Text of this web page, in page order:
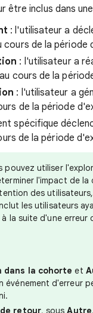
être inclus dans
: l'utilisateur a
cours de la période
: l'utilisateur a
cours de la
: l'utilisateur a
de la période
spécifique
de la période
pouvez utiliser
l'impact de la
des
les utilisateurs
la suite d'une erreur
dans la cohorte et
événement d'erreur
retour, sousAutre